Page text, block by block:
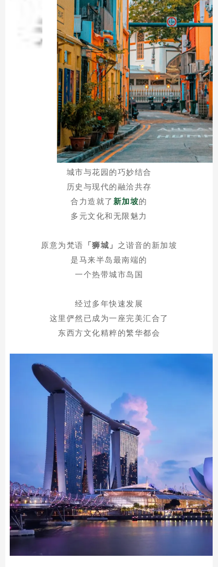
城市与花园的巧妙结合
历史与现代的融洽共存
合力造就了 新加坡的
多元文化和无限魅力
原意为梵语 「狮城」 之谐音的新加坡
是马来半岛最南端的
一个热带城市岛国
经过多年快速发展
这里俨然已成为一座完美汇合了
东西方文化精粹的繁华都会